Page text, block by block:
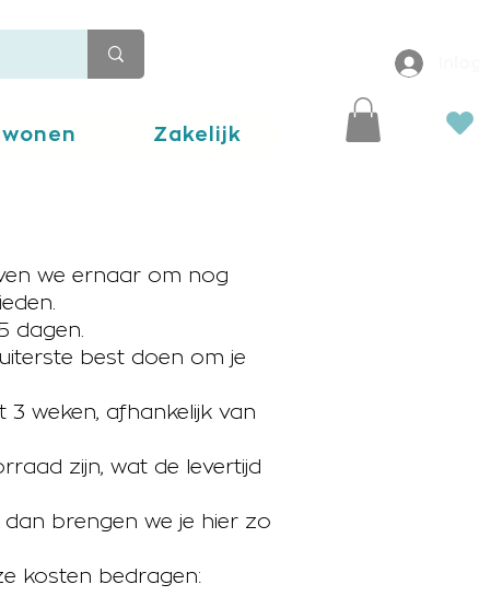
Zakelijk
we ernaar om nog
dagen.
best doen om je
3 weken, afhankelijk van
zijn, wat de levertijd
brengen we je hier zo
kosten bedragen: